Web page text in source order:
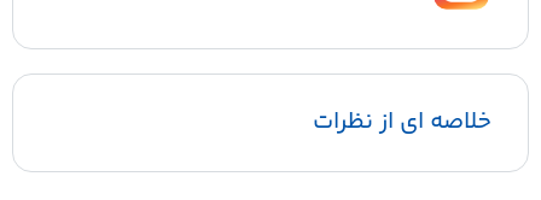
خلاصه ای از نظرات